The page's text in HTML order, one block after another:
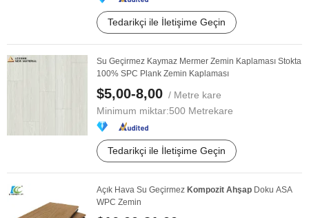
Tedarikçi ile İletişime Geçin
Su Geçirmez Kaymaz Mermer Zemin Kaplaması Stokta
100% SPC Plank Zemin Kaplaması
$5,00-8,00 / Metre kare
Minimum miktar:500 Metrekare
Tedarikçi ile İletişime Geçin
Açık Hava Su Geçirmez Kompozit Ahşap Doku ASA
WPC Zemin